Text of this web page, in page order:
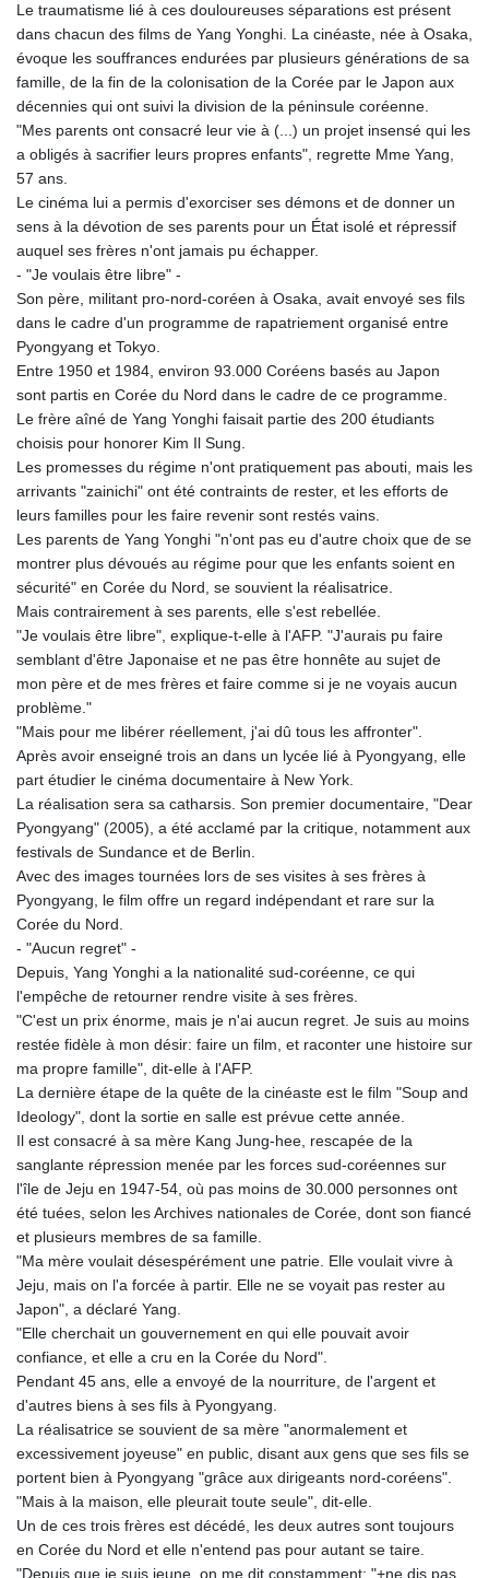
Le traumatisme lié à ces douloureuses séparations est présent
dans chacun des films de Yang Yonghi. La cinéaste, née à Osaka,
évoque les souffrances endurées par plusieurs générations de sa
famille, de la fin de la colonisation de la Corée par le Japon aux
décennies qui ont suivi la division de la péninsule coréenne.
"Mes parents ont consacré leur vie à (...) un projet insensé qui les
a obligés à sacrifier leurs propres enfants", regrette Mme Yang,
57 ans.
Le cinéma lui a permis d'exorciser ses démons et de donner un
sens à la dévotion de ses parents pour un État isolé et répressif
auquel ses frères n'ont jamais pu échapper.
- "Je voulais être libre" -
Son père, militant pro-nord-coréen à Osaka, avait envoyé ses fils
dans le cadre d'un programme de rapatriement organisé entre
Pyongyang et Tokyo.
Entre 1950 et 1984, environ 93.000 Coréens basés au Japon
sont partis en Corée du Nord dans le cadre de ce programme.
Le frère aîné de Yang Yonghi faisait partie des 200 étudiants
choisis pour honorer Kim Il Sung.
Les promesses du régime n'ont pratiquement pas abouti, mais les
arrivants "zainichi" ont été contraints de rester, et les efforts de
leurs familles pour les faire revenir sont restés vains.
Les parents de Yang Yonghi "n'ont pas eu d'autre choix que de se
montrer plus dévoués au régime pour que les enfants soient en
sécurité" en Corée du Nord, se souvient la réalisatrice.
Mais contrairement à ses parents, elle s'est rebellée.
"Je voulais être libre", explique-t-elle à l'AFP. "J'aurais pu faire
semblant d'être Japonaise et ne pas être honnête au sujet de
mon père et de mes frères et faire comme si je ne voyais aucun
problème."
"Mais pour me libérer réellement, j'ai dû tous les affronter".
Après avoir enseigné trois an dans un lycée lié à Pyongyang, elle
part étudier le cinéma documentaire à New York.
La réalisation sera sa catharsis. Son premier documentaire, "Dear
Pyongyang" (2005), a été acclamé par la critique, notamment aux
festivals de Sundance et de Berlin.
Avec des images tournées lors de ses visites à ses frères à
Pyongyang, le film offre un regard indépendant et rare sur la
Corée du Nord.
- "Aucun regret" -
Depuis, Yang Yonghi a la nationalité sud-coréenne, ce qui
l'empêche de retourner rendre visite à ses frères.
"C'est un prix énorme, mais je n'ai aucun regret. Je suis au moins
restée fidèle à mon désir: faire un film, et raconter une histoire sur
ma propre famille", dit-elle à l'AFP.
La dernière étape de la quête de la cinéaste est le film "Soup and
Ideology", dont la sortie en salle est prévue cette année.
Il est consacré à sa mère Kang Jung-hee, rescapée de la
sanglante répression menée par les forces sud-coréennes sur
l'île de Jeju en 1947-54, où pas moins de 30.000 personnes ont
été tuées, selon les Archives nationales de Corée, dont son fiancé
et plusieurs membres de sa famille.
"Ma mère voulait désespérément une patrie. Elle voulait vivre à
Jeju, mais on l'a forcée à partir. Elle ne se voyait pas rester au
Japon", a déclaré Yang.
"Elle cherchait un gouvernement en qui elle pouvait avoir
confiance, et elle a cru en la Corée du Nord".
Pendant 45 ans, elle a envoyé de la nourriture, de l'argent et
d'autres biens à ses fils à Pyongyang.
La réalisatrice se souvient de sa mère "anormalement et
excessivement joyeuse" en public, disant aux gens que ses fils se
portent bien à Pyongyang "grâce aux dirigeants nord-coréens".
"Mais à la maison, elle pleurait toute seule", dit-elle.
Un de ces trois frères est décédé, les deux autres sont toujours
en Corée du Nord et elle n'entend pas pour autant se taire.
"Depuis que je suis jeune, on me dit constamment: "+ne dis pas